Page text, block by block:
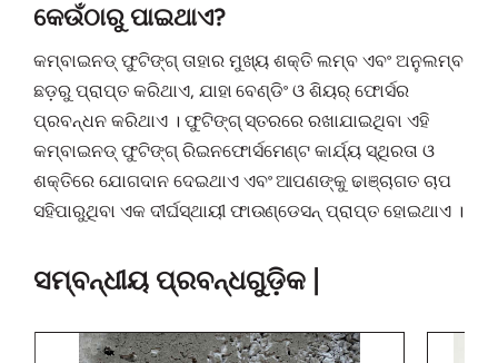
କେଉଁଠାରୁ ପାଇଥାଏ?
କମ୍ବାଇନଡ୍ ଫୁଟିଙ୍ଗ୍ ତାହାର ମୁଖ୍ୟ ଶକ୍ତି ଲମ୍ବ ଏବଂ ଅନୁଲମ୍ବ
ଛଡ଼ରୁ ପ୍ରାପ୍ତ କରିଥାଏ, ଯାହା ବେଣ୍ଡିଂ ଓ ଶିୟର୍ ଫୋର୍ସର
ପ୍ରବନ୍ଧନ କରିଥାଏ । ଫୁଟିଙ୍ଗ୍ ସ୍ତରରେ ରଖାଯାଇଥିବା ଏହି
କମ୍ବାଇନଡ୍ ଫୁଟିଙ୍ଗ୍ ରିଇନଫୋର୍ସମେଣ୍ଟ କାର୍ଯ୍ୟ ସ୍ଥିରତା ଓ
ଶକ୍ତିରେ ଯୋଗଦାନ ଦେଇଥାଏ ଏବଂ ଆପଣଙ୍କୁ ଢାଞ୍ଚାଗତ ଚାପ
ସହିପାରୁଥିବା ଏକ ଦୀର୍ଘସ୍ଥାୟୀ ଫାଉଣ୍ଡେସନ୍ ପ୍ରାପ୍ତ ହୋଇଥାଏ ।
ସମ୍ବନ୍ଧୀୟ ପ୍ରବନ୍ଧଗୁଡ଼ିକ |